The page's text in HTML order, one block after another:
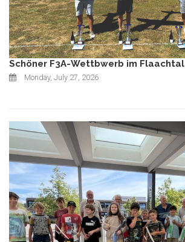
Schöner F3A-Wettbwerb im Flaachtal
Monday, July 27, 2026